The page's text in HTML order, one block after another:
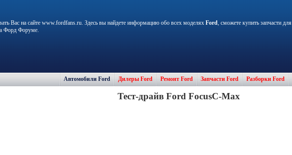
Вас на сайте www.fordfans.ru. Здесь вы найдете информацию обо всех моделях Ford, сможете купить запчасти для
Форд Форуме.
Автомобили Ford Дилеры Ford Ремонт Ford Запчасти Ford
Разборки Ford
Тест-драйв Ford FocusC-Max